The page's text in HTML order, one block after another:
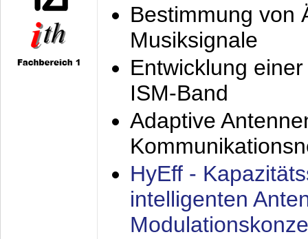
Bestimmung von
Musiksignale
Entwicklung
ISM-Band
Adaptive
HyEff -
intelligenten